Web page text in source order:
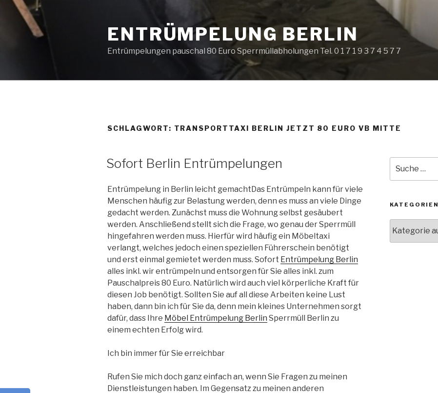
Zum
Inhalt
springen
ENTRÜMPELUNG BERLIN
Entrümpelungen pauschal 80 Euro Sperrmüllabholungen Tel. 0 1 7 1 9 3 7 4 5 7 7
SCHLAGWORT: TRANSPORTTAXI BERLIN JETZT 80 EURO VB MITTE
AM
Sofort Berlin Entrümpelungen
Entrümpelung in Berlin leicht gemachtDas Entrümpeln kann für viele
Menschen häufig zur Belastung werden, denn es muss an viele Dinge
gedacht werden. Zunächst muss die Wohnung selbst gesäubert
werden. Anschließend stellt sich die Frage, wo genau der Sperrmüll
hingefahren werden muss. Hierfür wird häufig ein Möbeltaxi
verlangt, welches jedoch einen speziellen Führerschein benötigt
und erst einmal gemietet werden muss. Sofort Entrümpelung Berlin
alles inkl. wir entrümpeln und entsorgen für Sie alles inkl. zum
Pauschalpreis 80 Euro. Natürlich wird auch viel körperliche Kraft für
diesen Job benötigt. Sollten Sie auf all diese Arbeiten keine Lust
haben, dann bin ich für Sie da, denn mein kleines Unternehmen sorgt
dafür, dass Ihre Möbel Entrümpelung Berlin Sperrmüll Berlin zu
einem echten Erfolg wird.
Ich bin immer für Sie erreichbar
Rufen Sie mich doch ganz einfach an, wenn Sie Fragen zu meinen
Dienstleistungen haben. Im Gegensatz zu meinen anderen
nach:
KATEGORIEN